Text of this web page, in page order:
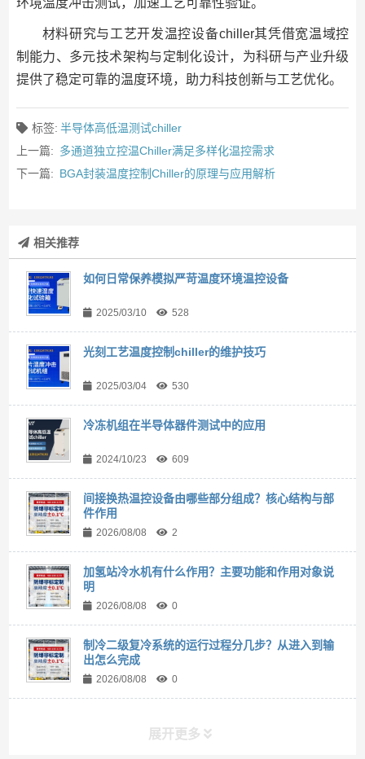
环境温度冲击测试，加速工艺可靠性验证。
材料研究与工艺开发温控设备chiller其凭借宽温域控
制能力、多元技术架构与定制化设计，为科研与产业升级
提供了稳定可靠的温度环境，助力科技创新与工艺优化。
标签: 半导体高低温测试chiller
上一篇: 多通道独立控温Chiller满足多样化温控需求
下一篇: BGA封装温度控制Chiller的原理与应用解析
相关推荐
如何日常保养模拟严苛温度环境温控设备
2025/03/10 528
光刻工艺温度控制chiller的维护技巧
2025/03/04 530
冷冻机组在半导体器件测试中的应用
2024/10/23 609
间接换热温控设备由哪些部分组成？核心结构与部
件作用
2026/08/08 2
加氢站冷水机有什么作用？主要功能和作用对象说
明
2026/08/08 0
制冷二级复冷系统的运行过程分几步？从进入到输
出怎么完成
2026/08/08 0
展开更多